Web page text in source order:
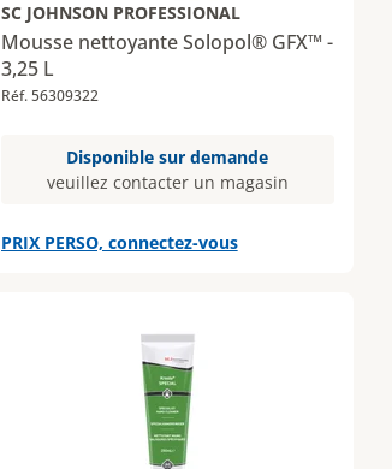
SC JOHNSON PROFESSIONAL
Mousse nettoyante Solopol® GFX™ -
3,25 L
Réf. 56309322
Disponible sur demande
veuillez contacter un magasin
PRIX PERSO, connectez-vous